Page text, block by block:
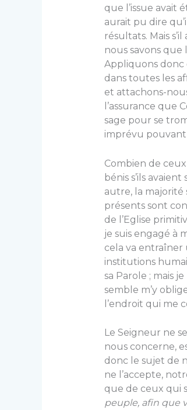
que l’issue avait
aurait pu dire
résultats. Mais
nous savons que
Appliquons
dans toutes les
et attachons-
l’assurance que
sage pour se
imprévu
Combien de
bénis s’ils
autre, la majorité
présents sont
de l’Eglise
je suis engagé à
cela va entraîner
institutions
sa Parole ; mais
semble m’y
l’endroit qui me
Le Seigneur ne
nous concerne,
donc le sujet de
ne l’accepte,
que de ceux qui
peuple, afin que